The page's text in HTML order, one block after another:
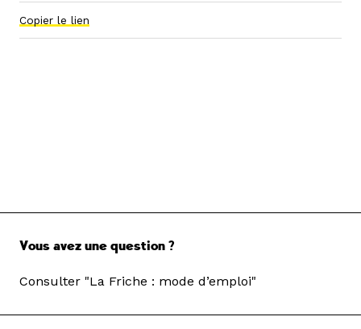
Copier le lien
Vous avez une question ?
Consulter "La Friche : mode d’emploi"